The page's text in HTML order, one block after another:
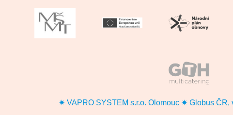
✷ VAPRO SYSTEM s.r.o. Olomouc ✷ Globus